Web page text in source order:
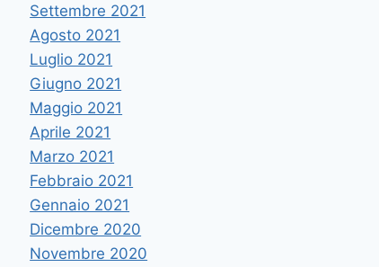
Settembre 2021
Agosto 2021
Luglio 2021
Giugno 2021
Maggio 2021
Aprile 2021
Marzo 2021
Febbraio 2021
Gennaio 2021
Dicembre 2020
Novembre 2020